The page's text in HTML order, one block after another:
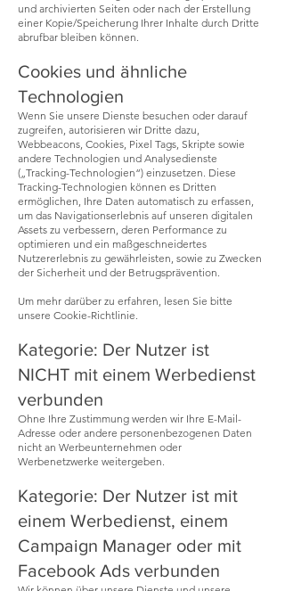
und archivierten Seiten oder nach der Erstellung
einer Kopie/Speicherung Ihrer Inhalte durch Dritte
abrufbar bleiben können.
Cookies und ähnliche
Technologien
Wenn Sie unsere Dienste besuchen oder darauf
zugreifen, autorisieren wir Dritte dazu,
Webbeacons, Cookies, Pixel Tags, Skripte sowie
andere Technologien und Analysedienste
(„Tracking-Technologien“) einzusetzen. Diese
Tracking-Technologien können es Dritten
ermöglichen, Ihre Daten automatisch zu erfassen,
um das Navigationserlebnis auf unseren digitalen
Assets zu verbessern, deren Performance zu
optimieren und ein maßgeschneidertes
Nutzererlebnis zu gewährleisten, sowie zu Zwecken
der Sicherheit und der Betrugsprävention.
Um mehr darüber zu erfahren, lesen Sie bitte
unsere Cookie-Richtlinie.
Kategorie: Der Nutzer ist
NICHT mit einem Werbedienst
verbunden
Ohne Ihre Zustimmung werden wir Ihre E-Mail-
Adresse oder andere personenbezogenen Daten
nicht an Werbeunternehmen oder
Werbenetzwerke weitergeben.
Kategorie: Der Nutzer ist mit
einem Werbedienst, einem
Campaign Manager oder mit
Facebook Ads verbunden